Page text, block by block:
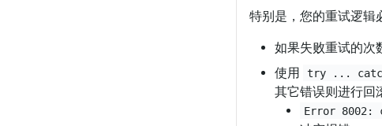
特别是，您的重试逻辑
如果失败重试的次
使用
try ...
其它错误则进行回
Error 8002: